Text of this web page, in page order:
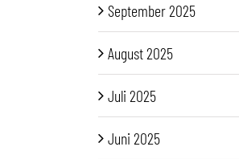
September 2025
August 2025
Juli 2025
Juni 2025